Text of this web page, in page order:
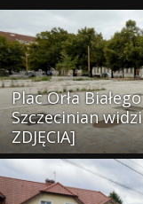
Plac Orła
Szczecinian
ZDJĘCIA]